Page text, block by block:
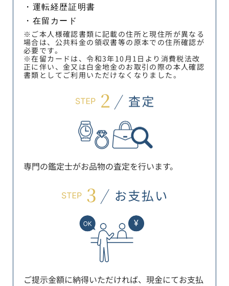
・運転経歴証明書
・在留カード
※ご本人様確認書類に記載の住所と現住所が異なる
場合は、公共料金の領収書等の原本での住所確認が
必要です。
※在留カードは、令和3年10月1日より消費税法改
正に伴い、金又は白金地金のお取引の際の本人確認
書類としてご利用いただけなくなりました。
専門の鑑定士がお品物の査定を行います。
ご提示金額に納得いただければ、現金にてお支払